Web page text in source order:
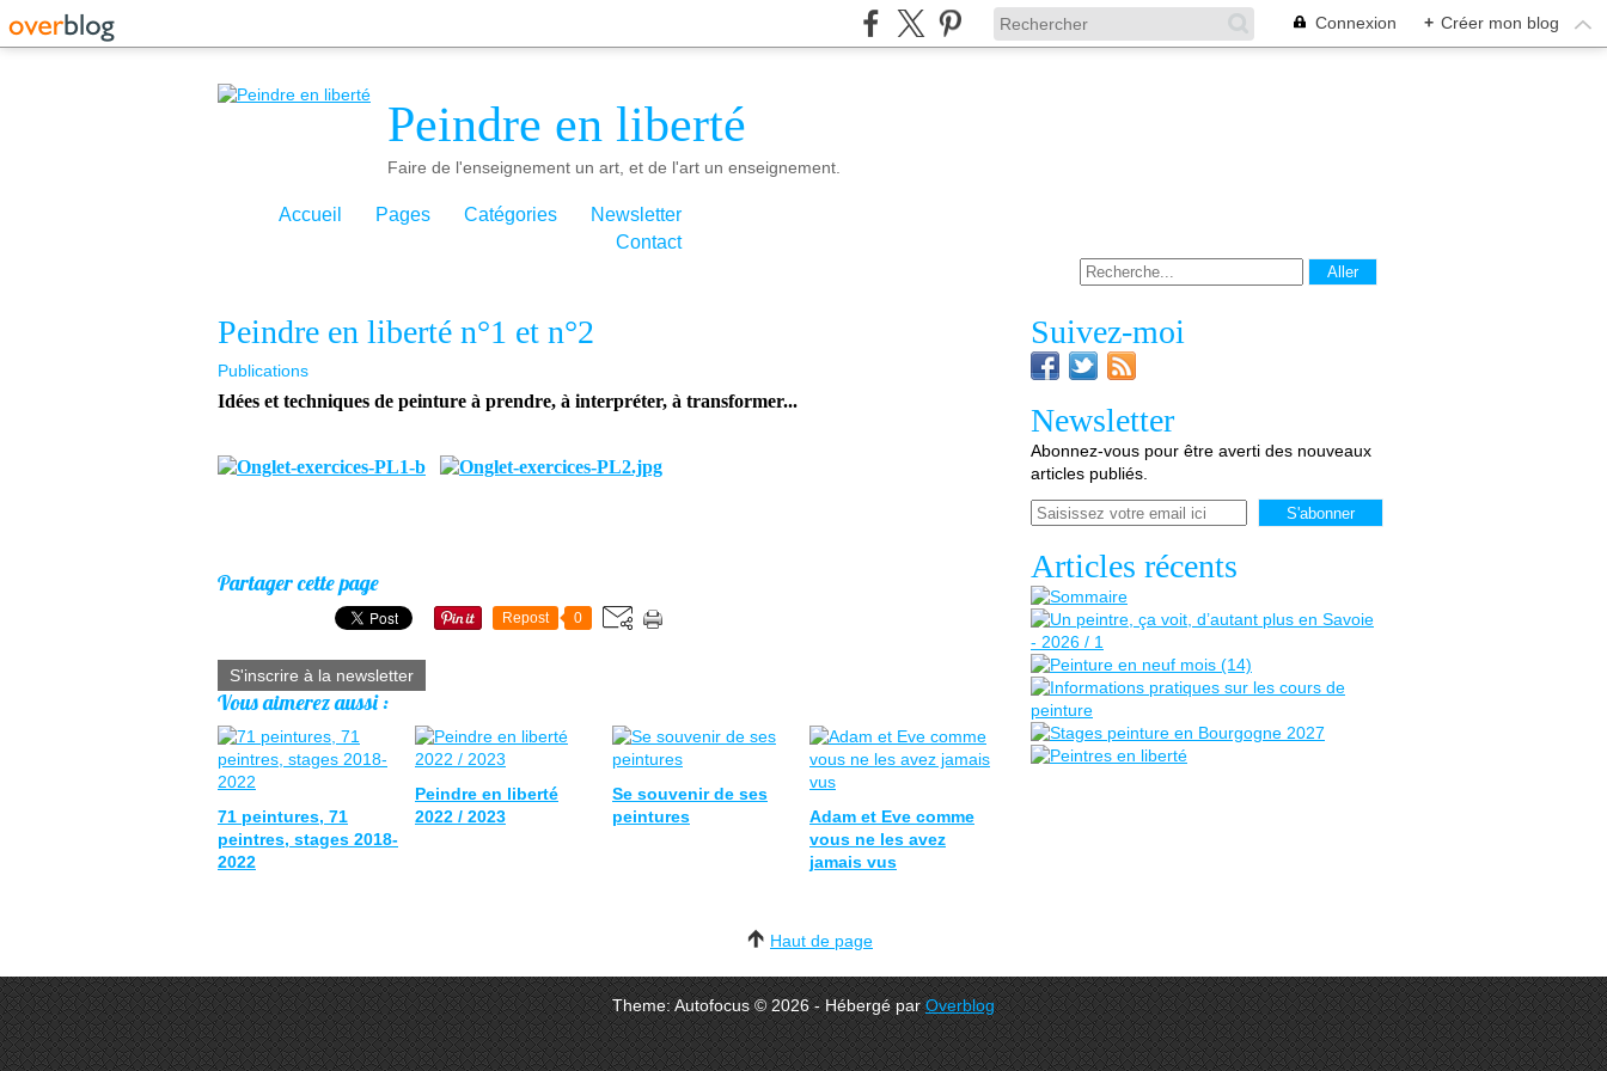
Connexion + Créer mon blog
Peindre en liberté
Faire de l'enseignement un art, et de l'art un enseignement.
Accueil Pages Catégories
Newsletter
Contact
Peindre en liberté n°1 et n°2
Publications
Idées et techniques de peinture à prendre, à interpréter, à transformer...
Partager cette page
Repost 0
S'inscrire à la newsletter
Vous aimerez aussi :
71 peintures, 71
peintres, stages 2018-
2022
Peindre en liberté
2022 / 2023
Se souvenir de ses
peintures
Adam et Eve comme
vous ne les avez
jamais vus
Suivez-moi
Newsletter
Abonnez-vous pour être averti des nouveaux
articles publiés.
Email
Articles récents
Haut de page
Theme: Autofocus © 2026 - Hébergé parOverblog